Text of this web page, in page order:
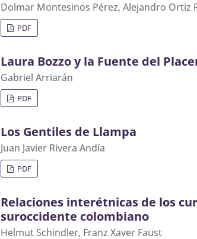
Dolmar Montesinos Pérez, Alejandro Ortiz
PDF
Laura Bozzo y la Fuente del
Gabriel Arriarán
PDF
Los Gentiles de Llampa
Juan Javier Rivera Andía
PDF
Relaciones interétnicas de los
suroccidente colombiano
Helmut Schindler, Franz Xaver Faust